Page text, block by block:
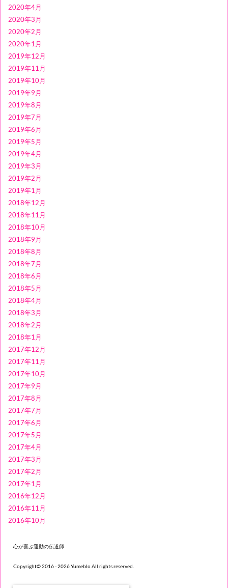
2020年4月
2020年3月
2020年2月
2020年1月
2019年12月
2019年11月
2019年10月
2019年9月
2019年8月
2019年7月
2019年6月
2019年5月
2019年4月
2019年3月
2019年2月
2019年1月
2018年12月
2018年11月
2018年10月
2018年9月
2018年8月
2018年7月
2018年6月
2018年5月
2018年4月
2018年3月
2018年2月
2018年1月
2017年12月
2017年11月
2017年10月
2017年9月
2017年8月
2017年7月
2017年6月
2017年5月
2017年4月
2017年3月
2017年2月
2017年1月
2016年12月
2016年11月
2016年10月
心が喜ぶ運動の伝道師
Copyright© 2016 - 2026 Yumeblo All rights reserved.